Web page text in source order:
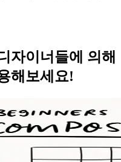
자이너들에 의해
해보세요!